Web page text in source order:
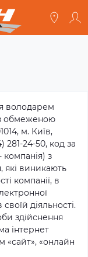
володарем
обмеженою
м. Київ,
281-24-50, код за
з
які виникають
компанії, в
діяльності.
здійснення
інтернет
«сайт», «онлайн